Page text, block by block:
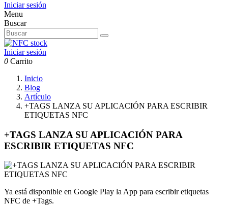
Iniciar sesión
Menu
Buscar
Iniciar sesión
0 Carrito
Inicio
Blog
Artículo
+TAGS LANZA SU APLICACIÓN PARA ESCRIBIR
ETIQUETAS NFC
+TAGS LANZA SU APLICACIÓN PARA
ESCRIBIR ETIQUETAS NFC
Ya está disponible en Google Play la App para escribir etiquetas
NFC de +Tags.